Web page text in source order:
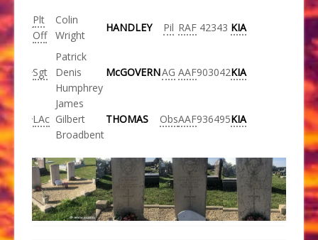
Plt
Off
Colin
Wright
HANDLEY Pil RAF 42343 KIA
Sgt
Patrick
Denis
Humphrey
McGOVERNAG AAF903042KIA
LAc
James
Gilbert
Broadbent
THOMAS ObsAAF936495KIA